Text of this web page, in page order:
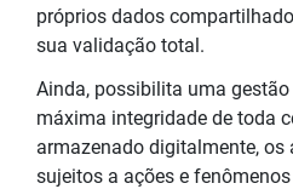
próprios dados
sua validação total.
Ainda, possibilita uma
máxima integridade de toda
armazenado digitalmente, os
sujeitos a ações e